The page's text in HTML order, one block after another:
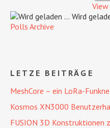
Wird
Polls Archive
LETZE BEITRÄGE
MeshCore – ein LoRa-
Kosmos XN3000
FUSION 3D Konstruktionen